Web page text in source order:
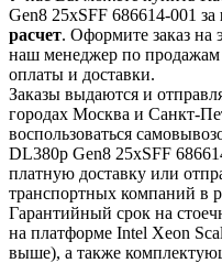
Gen8 25xSFF 686614-001 за
расчет. Оформите заказ на
наш менеджер по продажам
оплаты и доставки.
Заказы выдаются и
городах Москва и Санкт-
воспользоваться
DL380p Gen8 25xSFF
платную доставку или
транспортных компаний в
Гарантийный срок на
на платформе Intel Xeon
выше), а также